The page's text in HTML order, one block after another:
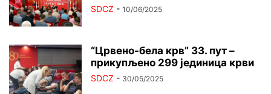
SDCZ - 10/06/2025
“Црвено-бела крв” 33. пут –
прикупљено 299 јединица крви
SDCZ - 30/05/2025